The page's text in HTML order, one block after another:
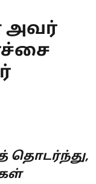
அவர்
தொடர்ந்து,